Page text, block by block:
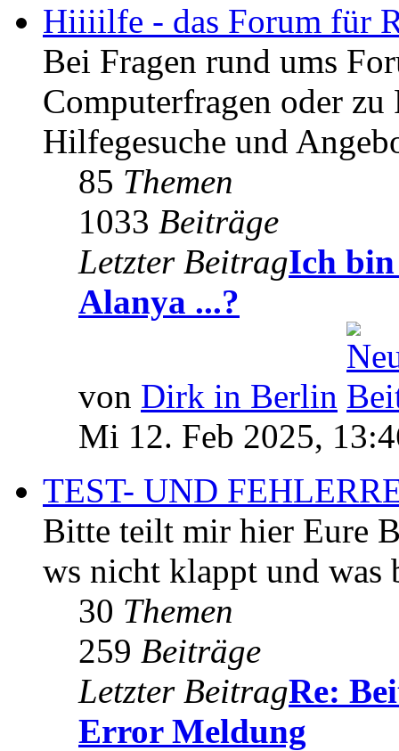
Hiiiilfe - das Forum für
Bei Fragen rund ums
Computerfragen oder
Hilfegesuche und
85 Themen
1033 Beiträge
Letzter BeitragIch
Alanya ...?
von Dirk in Berlin
Mi 12. Feb 2025,
TEST- UND
Bitte teilt mir hier Eure
ws nicht klappt und was
30 Themen
259 Beiträge
Letzter BeitragRe:
Error Meldung